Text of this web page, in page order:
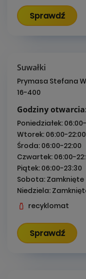
Sprawdź
Suwałki
Prymasa Stefana
16-400
Godziny
Poniedziałek:
Wtorek: 06:00-22:00
Środa: 06:00-22:00
Czwartek: 06:00-
Piątek: 06:00-23:30
Sobota: Zamknięte
Niedziela:
recyklomat
Sprawdź